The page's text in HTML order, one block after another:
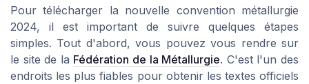
Pour télécharger la nouvelle convention métallurgie
2024, il est important de suivre quelques étapes
simples. Tout d'abord, vous pouvez vous rendre sur
le site de la Fédération de la Métallurgie. C'est l'un des
endroits les plus fiables pour obtenir les textes officiels